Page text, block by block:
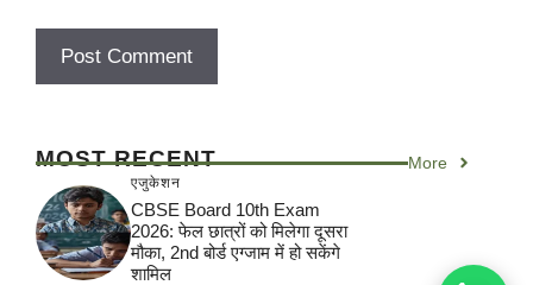
MOST RECENT More
एजुकेशन
CBSE Board 10th Exam
2026: फेल छात्रों को मिलेगा दूसरा
मौका, 2nd बोर्ड एग्जाम में हो सकेंगे
शामिल